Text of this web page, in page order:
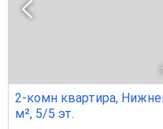
2-комн квартира,
м², 5/5 эт.